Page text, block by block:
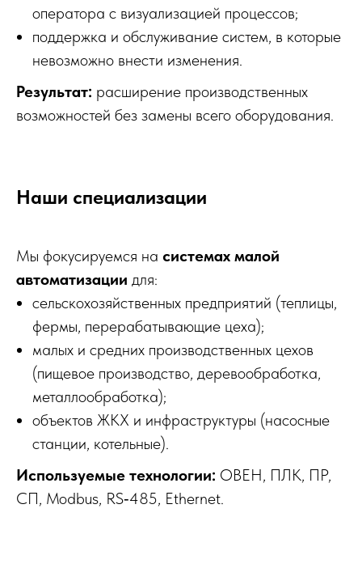
оператора с визуализацией процессов;
поддержка и обслуживание систем, в которые
невозможно внести изменения.
Результат: расширение производственных
возможностей без замены всего оборудования.
Наши специализации
Мы фокусируемся на системах малой
автоматизации для:
сельскохозяйственных предприятий (теплицы,
фермы, перерабатывающие цеха);
малых и средних производственных цехов
(пищевое производство, деревообработка,
металлообработка);
объектов ЖКХ и инфраструктуры (насосные
станции, котельные).
Используемые технологии: ОВЕН, ПЛК, ПР,
СП, Modbus, RS‑485, Ethernet.